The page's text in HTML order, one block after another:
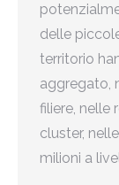
delle
territorio
aggregato,
filiere, nelle
cluster,
milioni a